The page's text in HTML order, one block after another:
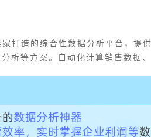
打造的综合性数据分析平台，提
析等方案。自动化计算销售数据